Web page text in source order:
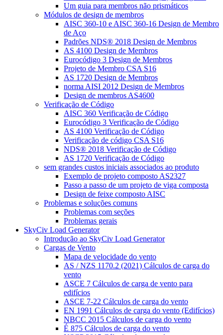
Um guia para membros não prismáticos
Módulos de design de membros
AISC 360-10 e AISC 360-16 Design de Membro
de Aço
Padrões NDS® 2018 Design de Membros
AS 4100 Design de Membros
Eurocódigo 3 Design de Membros
Projeto de Membro CSA S16
AS 1720 Design de Membros
norma AISI 2012 Design de Membros
Design de membros AS4600
Verificação de Código
AISC 360 Verificação de Código
Eurocódigo 3 Verificação de Código
AS 4100 Verificação de Código
Verificação de código CSA S16
NDS® 2018 Verificação de Código
AS 1720 Verificação de Código
sem grandes custos iniciais associados ao produto
Exemplo de projeto composto AS2327
Passo a passo de um projeto de viga composta
Design de feixe composto AISC
Problemas e soluções comuns
Problemas com seções
Problemas gerais
SkyCiv Load Generator
Introdução ao SkyCiv Load Generator
Cargas de Vento
Mapa de velocidade do vento
AS / NZS 1170.2 (2021) Cálculos de carga do
vento
ASCE 7 Cálculos de carga de vento para
edifícios
ASCE 7-22 Cálculos de carga do vento
EN 1991 Cálculos de carga do vento (Edifícios)
NBCC 2015 Cálculos de carga do vento
É 875 Cálculos de carga do vento